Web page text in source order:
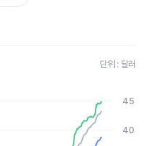
단위 : 달러
Time. Data ranges from
values. Data ranges from
40
45